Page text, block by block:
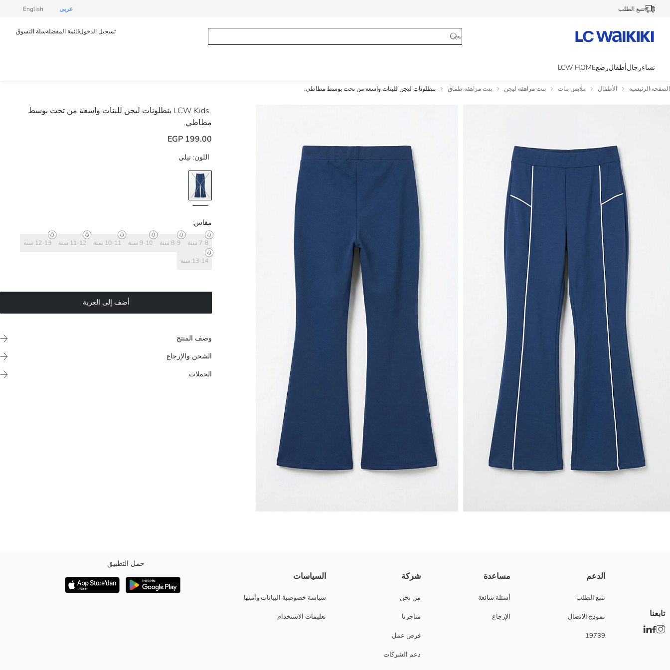
تتبع الطلب عربى English
تسجيل الدخولقائمة المفضلةسلة التسوق
نساءرجالأطفالرضعLCW HOME
الصفحة الرئيسية الأطفال ملابس بنات بنت مراهقة ليجن بنت مراهقة طماق بنطلونات ليجن للبنات واسعة من تحت بوسط مطاطي.
LCW Kids بنطلونات ليجن للبنات واسعة من تحت بوسط
مطاطي.
199.00 EGP
اللون: نيلي
مقاس:
7-8 سنة 8-9 سنة 9-10 سنة 10-11 سنة 11-12 سنة 12-13 سنة
13-14 سنة
أضف إلى العربة
وصف المنتج
الشحن والإرجاع
الحملات
ماركة:
نوع:
الدعم
تتبع الطلب
نموذج الاتصال
19739
مساعدة
أسئلة شائعة
الإرجاع
شركة
من نحن
متاجرنا
فرص عمل
دعم الشركات
السياسات
سياسة خصوصية البيانات وأمنها
تعليمات الاستخدام
حمل التطبيق
تابعنا